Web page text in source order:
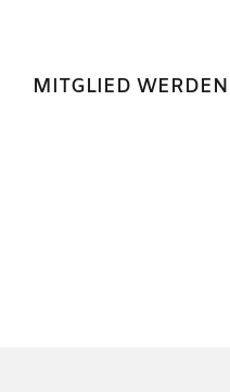
MITGLIED WERDEN